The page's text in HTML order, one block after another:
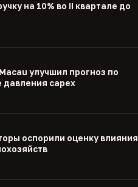
на 10% во II квартале до
улучшил прогноз по
давления capex
оспорили оценку влияния